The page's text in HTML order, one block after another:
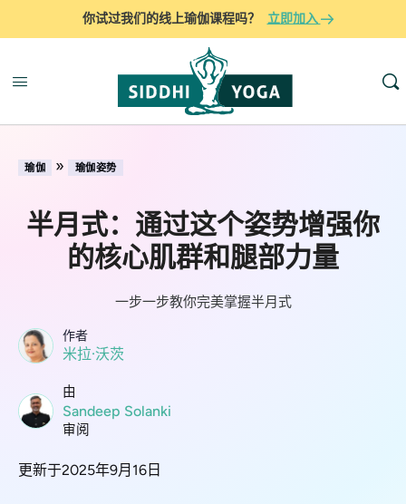
你试过我们的线上瑜伽课程吗？ 立即加入
瑜伽 » 瑜伽姿势
半月式：通过这个姿势增强你
的核心肌群和腿部力量
一步一步教你完美掌握半月式
作者
米拉·沃茨
由
Sandeep Solanki
审阅
更新于2025年9月16日